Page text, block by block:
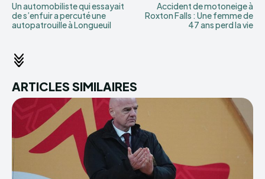
Un automobiliste qui essayait
de s’enfuir a percuté une
autopatrouille à Longueuil
Accident de motoneige à
Roxton Falls : Une femme de
47 ans perd la vie
ARTICLES SIMILAIRES